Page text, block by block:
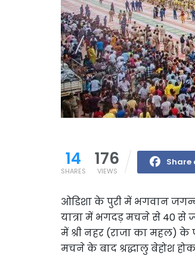
14
SHARES
176
VIEWS
Share
ओडिशा के पुरी में भगवान
यात्रा में भगदड़ मचने से 40 से
में श्री नहर (राजा का महल) के
मचने के बाद श्रद्धालु बेहोश